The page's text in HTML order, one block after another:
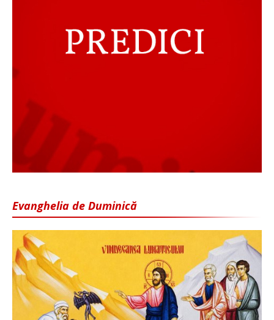
Evanghelia de Duminică